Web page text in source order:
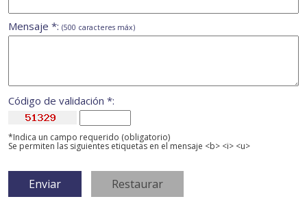
Mensaje *: (500 caracteres máx)
Código de validación *:
*Indica un campo requerido (obligatorio)
Se permiten las siguientes etiquetas en el mensaje <b> <i> <u>